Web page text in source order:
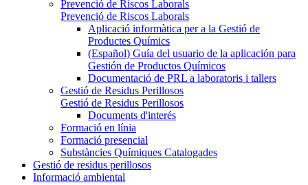
Prevenció de Riscos Laborals
Prevenció de Riscos Laborals
Aplicació informàtica per a la Gestió de
Productes Químics
(Español) Guía del usuario de la aplicación para
Gestión de Productos Químicos
Documentació de PRL a laboratoris i tallers
Gestió de Residus Perillosos
Gestió de Residus Perillosos
Documents d'interés
Formació en línia
Formació presencial
Substàncies Químiques Catalogades
Gestió de residus perillosos
Informació ambiental